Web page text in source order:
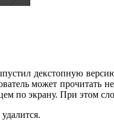
декстопную
может прочитать
по экрану. При этом